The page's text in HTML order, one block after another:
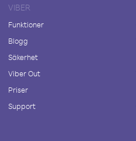
VIBER
Funktioner
Blogg
Säkerhet
Viber Out
Priser
Support